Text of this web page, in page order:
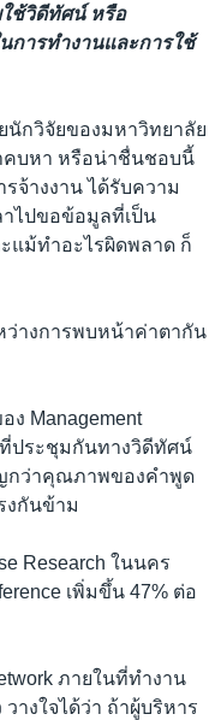
ช้วิดีทัศน์ หรือ
การทำงานและการใช้
นักวิจัยของมหาวิทยาลัย
คบหา หรือน่าชื่นชอบนี้
จ้างงาน ได้รับความ
าไปขอข้อมูลที่เป็น
แม้ทำอะไรผิดพลาด ก็
างการพบหน้าค่าตากัน
ง Management
ประชุมกันทางวิดีทัศน์
กว่าคุณภาพของคำพูด
งกันข้าม
Research ในนคร
เพิ่มขึ้น 47% ต่อ
ภายในที่ทำงาน
างใจได้ว่า ถ้าผู้บริหาร